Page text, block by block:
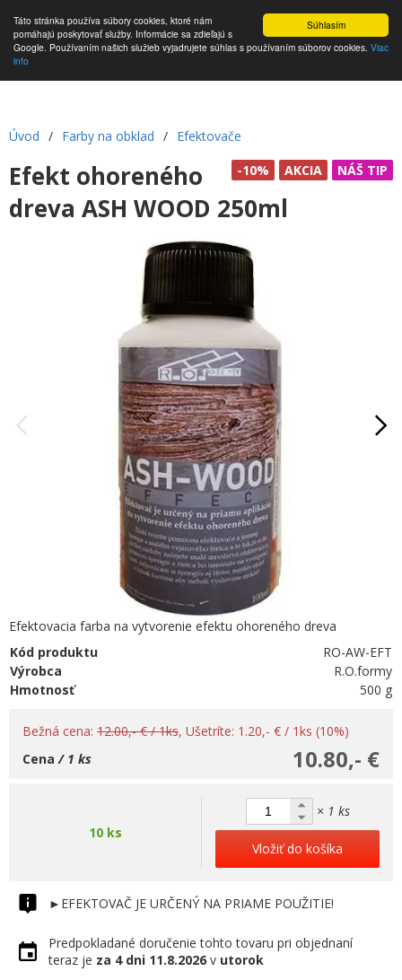
Súhlasím
Táto stránka používa súbory cookies, ktoré nám
pomáhajú poskytovať služby. Informácie sa zdieľajú s
Google. Používaním našich služieb vyjadrujete súhlas s používaním súborov cookies. Viac
info
Úvod / Farby na obklad / Efektovače
NÁŠ TIP
AKCIA
-10%
Efekt ohoreného
dreva ASH WOOD 250ml
Efektovacia farba na vytvorenie efektu ohoreného dreva
Kód produktu
RO-AW-EFT
Výrobca
R.O.formy
Hmotnosť
500 g
Bežná cena: 12.00,- € / 1ks, Ušetríte: 1.20,- € / 1ks (10%)
10.80,- €
Cena / 1 ks
10 ks
× 1 ks
Vložiť do košíka
►EFEKTOVAČ JE URČENÝ NA PRIAME POUŽITIE!
Predpokladané doručenie tohto tovaru pri objednaní
teraz je za 4 dni 11.8.2026 v utorok